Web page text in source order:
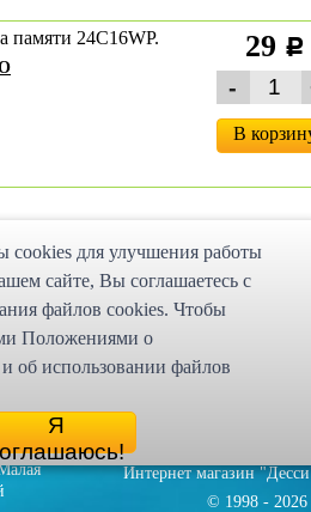
памяти 24C16WP. 29 c
В
для улучшения работы
сайте, Bы соглашаетесь с
файлов cookies. Чтобы
Положениями о
об использовании файлов
Я
Карта сайта
Интернет магазин
© 1998 - 2026